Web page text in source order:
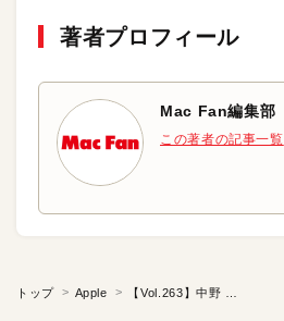
著者プロフィール
Mac Fan編集部
この著者の記事一覧
トップ Apple